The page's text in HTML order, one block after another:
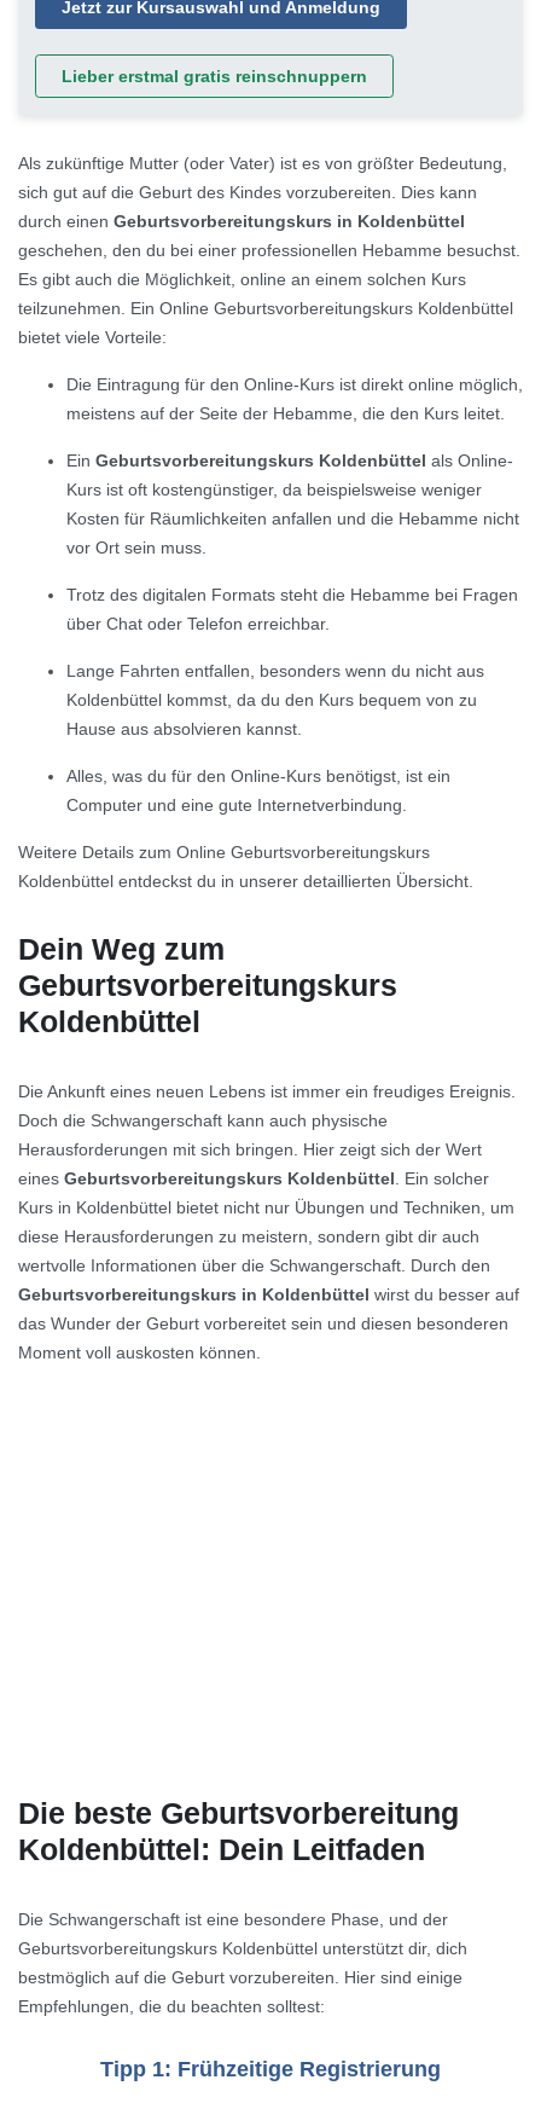
Jetzt zur Kursauswahl und Anmeldung
Lieber erstmal gratis reinschnuppern
Als zukünftige Mutter (oder Vater) ist es von größter Bedeutung,
sich gut auf die Geburt des Kindes vorzubereiten. Dies kann
durch einen Geburtsvorbereitungskurs in Koldenbüttel
geschehen, den du bei einer professionellen Hebamme besuchst.
Es gibt auch die Möglichkeit, online an einem solchen Kurs
teilzunehmen. Ein Online Geburtsvorbereitungskurs Koldenbüttel
bietet viele Vorteile:
Die Eintragung für den Online-Kurs ist direkt online möglich,
meistens auf der Seite der Hebamme, die den Kurs leitet.
Ein Geburtsvorbereitungskurs Koldenbüttel als Online-
Kurs ist oft kostengünstiger, da beispielsweise weniger
Kosten für Räumlichkeiten anfallen und die Hebamme nicht
vor Ort sein muss.
Trotz des digitalen Formats steht die Hebamme bei Fragen
über Chat oder Telefon erreichbar.
Lange Fahrten entfallen, besonders wenn du nicht aus
Koldenbüttel kommst, da du den Kurs bequem von zu
Hause aus absolvieren kannst.
Alles, was du für den Online-Kurs benötigst, ist ein
Computer und eine gute Internetverbindung.
Weitere Details zum Online Geburtsvorbereitungskurs
Koldenbüttel entdeckst du in unserer detaillierten Übersicht.
Dein Weg zum
Geburtsvorbereitungskurs
Koldenbüttel
Die Ankunft eines neuen Lebens ist immer ein freudiges Ereignis.
Doch die Schwangerschaft kann auch physische
Herausforderungen mit sich bringen. Hier zeigt sich der Wert
eines Geburtsvorbereitungskurs Koldenbüttel. Ein solcher
Kurs in Koldenbüttel bietet nicht nur Übungen und Techniken, um
diese Herausforderungen zu meistern, sondern gibt dir auch
wertvolle Informationen über die Schwangerschaft. Durch den
Geburtsvorbereitungskurs in Koldenbüttel wirst du besser auf
das Wunder der Geburt vorbereitet sein und diesen besonderen
Moment voll auskosten können.
Die beste Geburtsvorbereitung
Koldenbüttel: Dein Leitfaden
Die Schwangerschaft ist eine besondere Phase, und der
Geburtsvorbereitungskurs Koldenbüttel unterstützt dir, dich
bestmöglich auf die Geburt vorzubereiten. Hier sind einige
Empfehlungen, die du beachten solltest:
Tipp 1: Frühzeitige Registrierung